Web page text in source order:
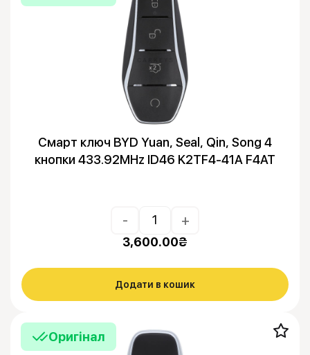
Смарт ключ BYD Yuan, Seal, Qin, Song 4
кнопки 433.92MHz ID46 K2TF4-41A F4AT
- +
3,600.00₴
Додати в кошик
Оригінал